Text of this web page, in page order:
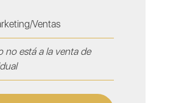
Ventas
no está a la venta de